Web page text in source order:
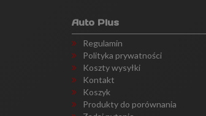
Auto Plus
Regulamin
Polityka prywatności
Koszty wysyłki
Kontakt
Koszyk
Produkty do porównania